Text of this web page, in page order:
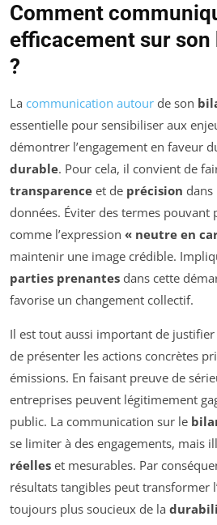
Comment
efficacement sur
?
La communication autour de son
essentielle pour sensibiliser aux
démontrer l’engagement en faveur
durable. Pour cela, il convient de
transparence et de précision
données. Éviter des termes pouvant
comme l’expression « neutre en
maintenir une image crédible.
parties prenantes dans cette
favorise un changement collectif.
Il est tout aussi important de justifier
de présenter les actions concrètes
émissions. En faisant preuve de
entreprises peuvent légitimement
public. La communication sur le
se limiter à des engagements, mais
réelles et mesurables. Par
résultats tangibles peut transformer
toujours plus soucieux de la